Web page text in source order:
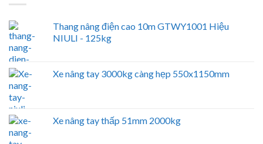
Thang nâng điện cao 10m GTWY1001 Hiệu
NIULI - 125kg
Xe nâng tay 3000kg càng hẹp 550x1150mm
Xe nâng tay thấp 51mm 2000kg